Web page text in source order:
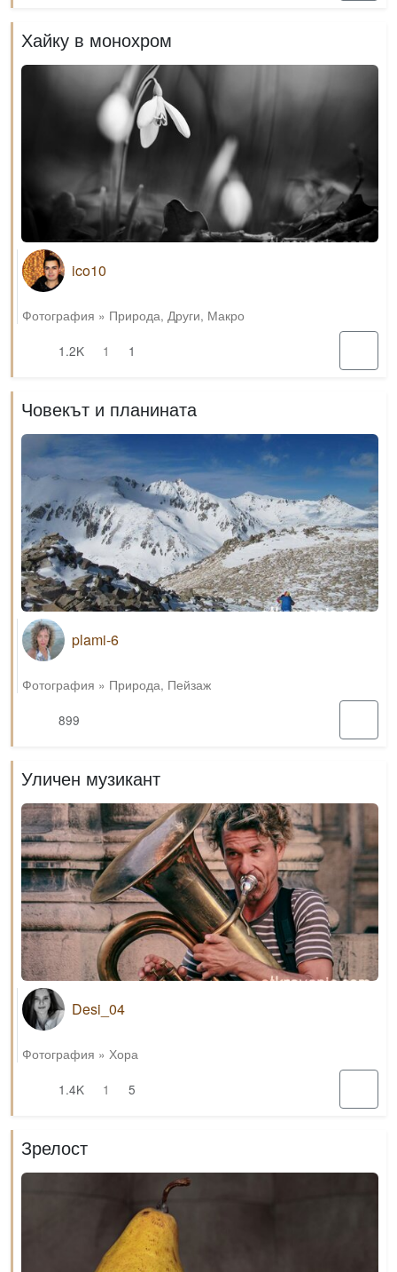
Хайку в монохром
ico10
Фотография » Природа, Други, Макро
1.2K
1 1
Човекът и планината
plami-6
Фотография » Природа, Пейзаж
899
Уличен музикант
Desi_04
Фотография » Хора
1.4K
1 5
Зрелост